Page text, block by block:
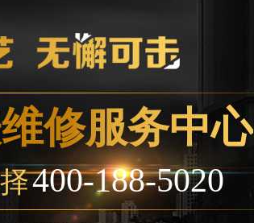
修服务中心
400-188-5020